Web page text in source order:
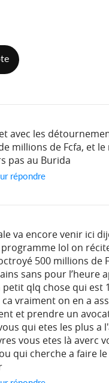
avec les
millions de Fcfa, et
pas au Burida
répondre
va encore venir ici
lol on
500 millions de
sans pour l’heure
qlq chose qui est
vraiment on en a
et prendre un
qui etes les plus a
vous etes là averc
qui cherche a faire